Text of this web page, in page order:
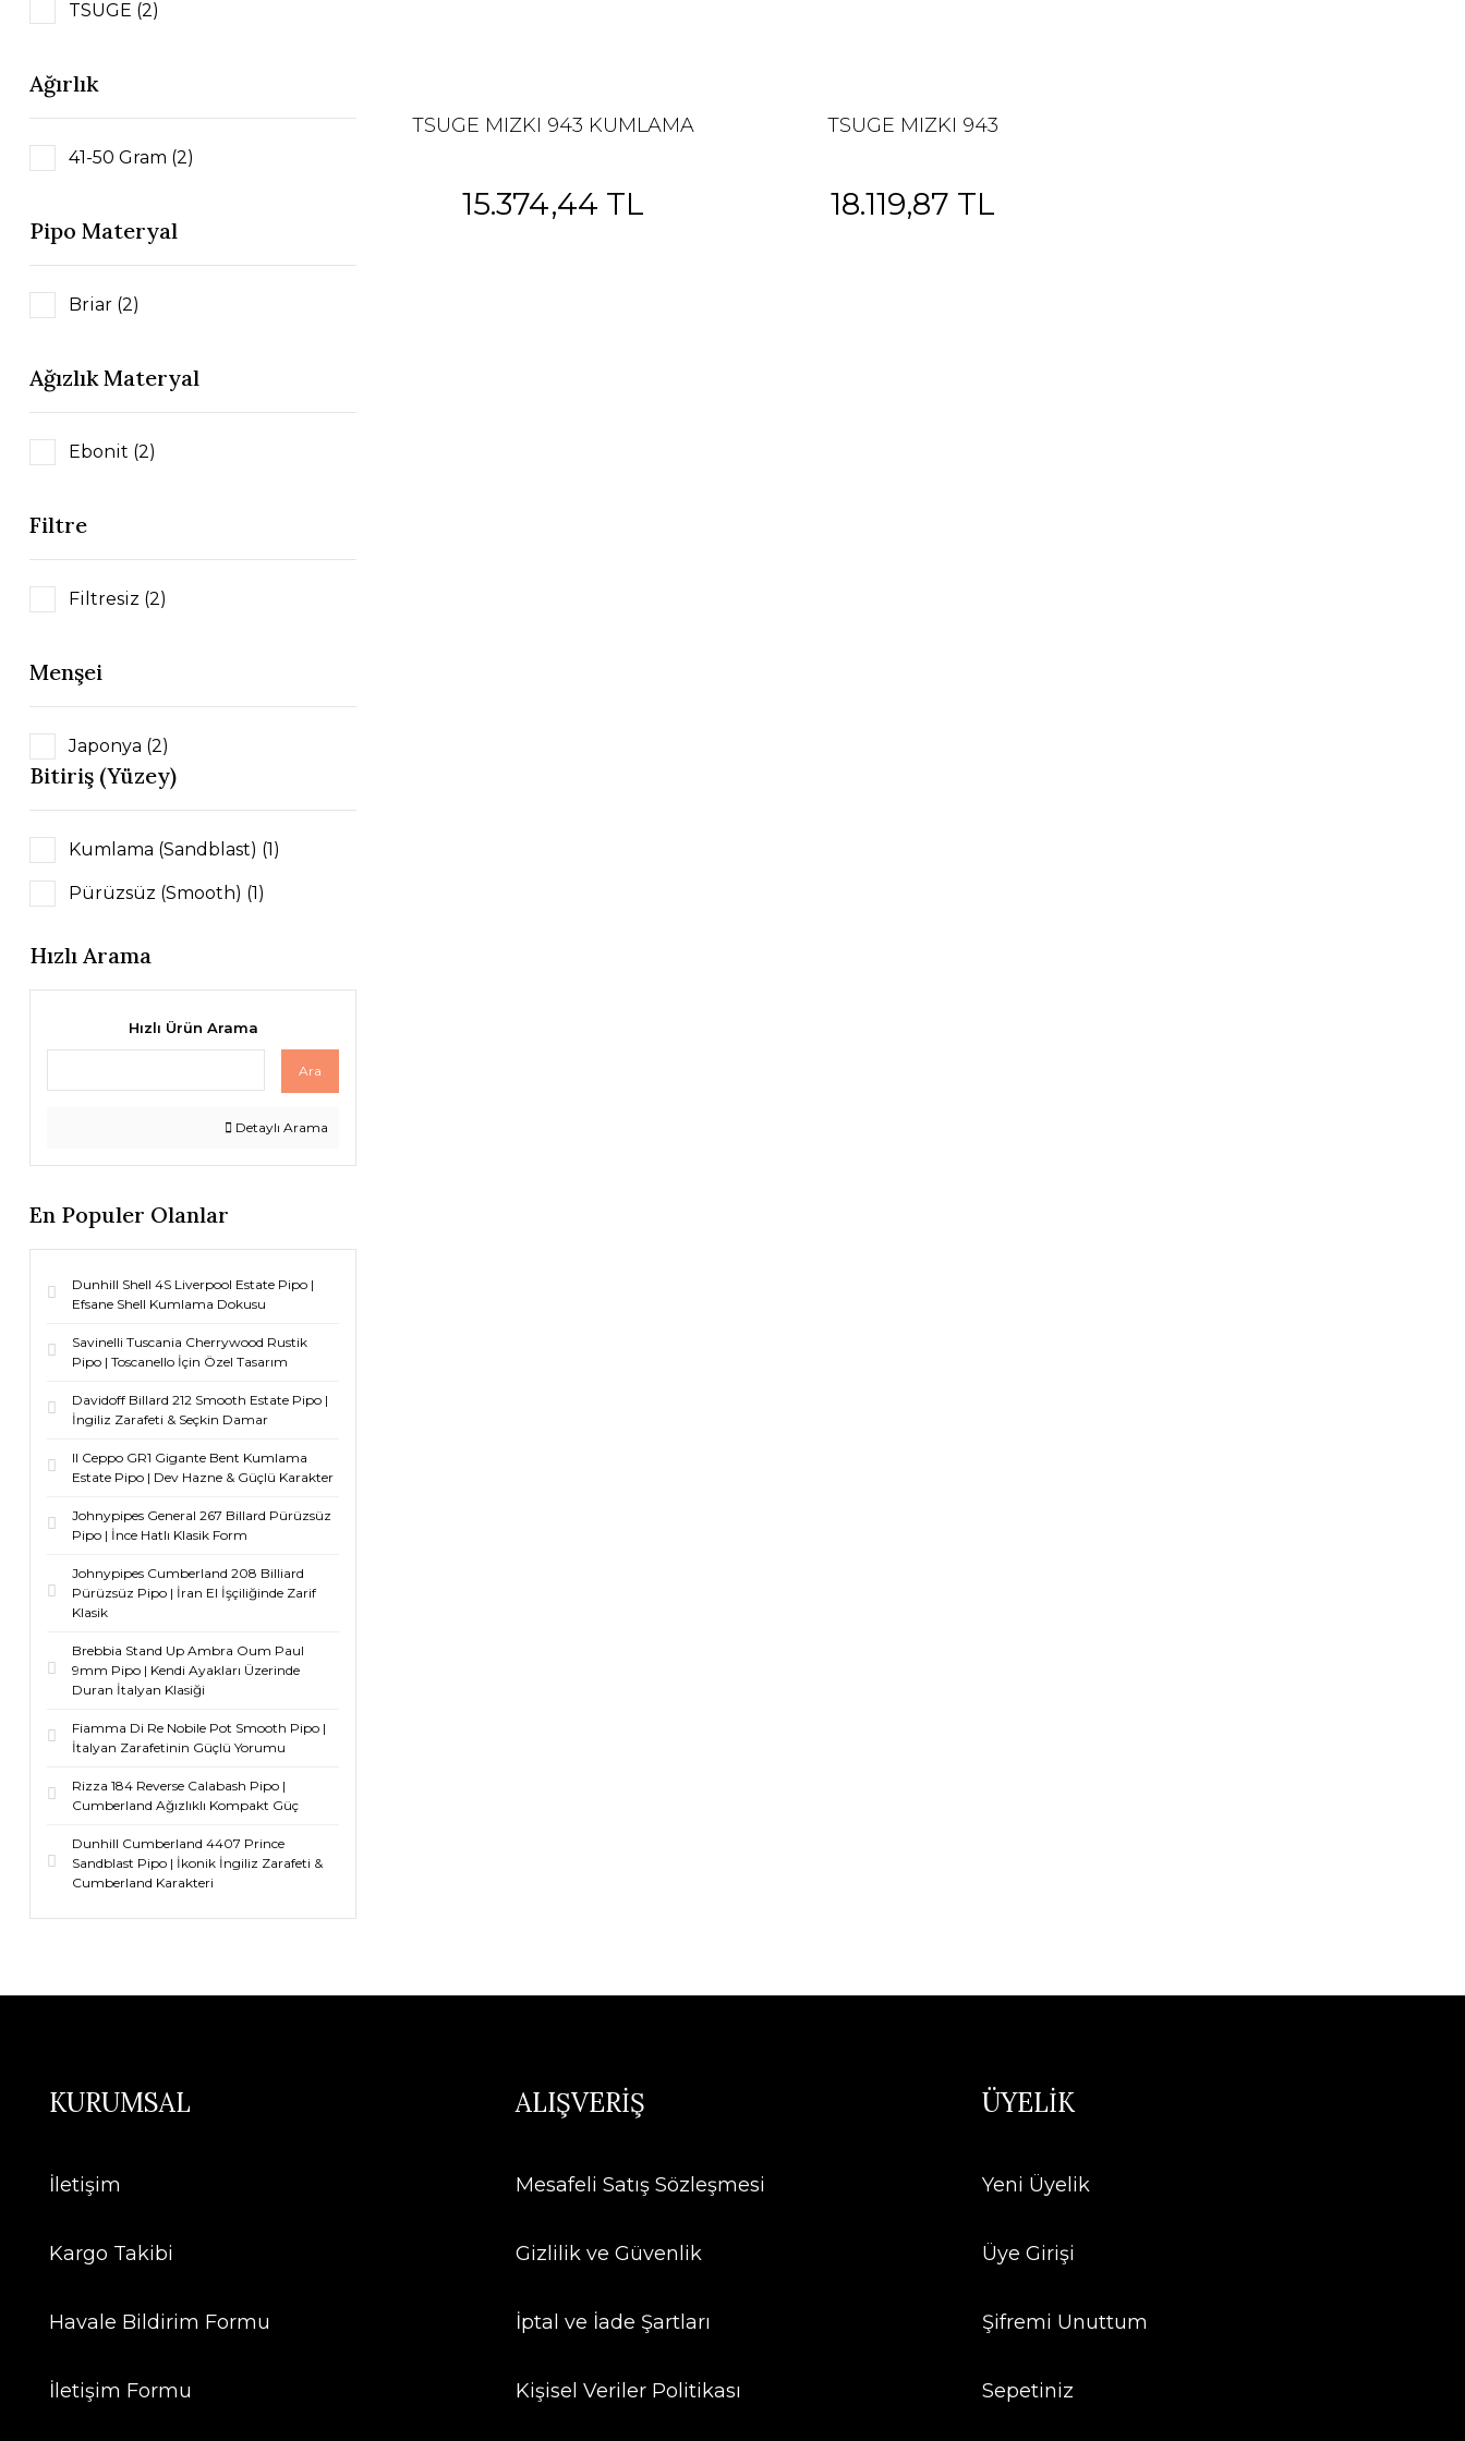
TSUGE (2)
Ağırlık
41-50 Gram (2)
Pipo Materyal
Briar (2)
Ağızlık Materyal
Ebonit (2)
Filtre
Filtresiz (2)
Menşei
Japonya (2)
Bitiriş (Yüzey)
Kumlama (Sandblast) (1)
Pürüzsüz (Smooth) (1)
Hızlı Arama
Hızlı Ürün Arama
Ara
Detaylı Arama
En Populer Olanlar
Dunhill Shell 4S Liverpool Estate Pipo |
Efsane Shell Kumlama Dokusu
Savinelli Tuscania Cherrywood Rustik
Pipo | Toscanello İçin Özel Tasarım
Davidoff Billard 212 Smooth Estate Pipo |
İngiliz Zarafeti & Seçkin Damar
Il Ceppo GR1 Gigante Bent Kumlama
Estate Pipo | Dev Hazne & Güçlü Karakter
Johnypipes General 267 Billard Pürüzsüz
Pipo | İnce Hatlı Klasik Form
Johnypipes Cumberland 208 Billiard
Pürüzsüz Pipo | İran El İşçiliğinde Zarif
Klasik
Brebbia Stand Up Ambra Oum Paul
9mm Pipo | Kendi Ayakları Üzerinde
Duran İtalyan Klasiği
Fiamma Di Re Nobile Pot Smooth Pipo |
İtalyan Zarafetinin Güçlü Yorumu
Rizza 184 Reverse Calabash Pipo |
Cumberland Ağızlıklı Kompakt Güç
Dunhill Cumberland 4407 Prince
Sandblast Pipo | İkonik İngiliz Zarafeti &
Cumberland Karakteri
TSUGE MIZKI 943 KUMLAMA
15.374,44 TL
TSUGE MIZKI 943
18.119,87 TL
KURUMSAL
İletişim
Kargo Takibi
Havale Bildirim Formu
İletişim Formu
ALIŞVERİŞ
Mesafeli Satış Sözleşmesi
Gizlilik ve Güvenlik
İptal ve İade Şartları
Kişisel Veriler Politikası
ÜYELİK
Yeni Üyelik
Üye Girişi
Şifremi Unuttum
Sepetiniz